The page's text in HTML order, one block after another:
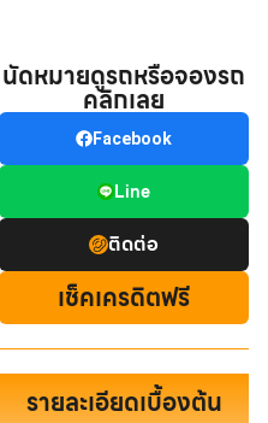
นัดหมายดูรถหรือจองรถ
คลิกเลย
Facebook
Line
ติดต่อ
เช็คเครดิตฟรี
รายละเอียดเบื้องต้น